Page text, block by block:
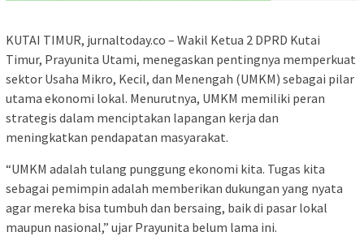
KUTAI TIMUR, jurnaltoday.co – Wakil Ketua 2 DPRD Kutai
Timur, Prayunita Utami, menegaskan pentingnya memperkuat
sektor Usaha Mikro, Kecil, dan Menengah (UMKM) sebagai pilar
utama ekonomi lokal. Menurutnya, UMKM memiliki peran
strategis dalam menciptakan lapangan kerja dan
meningkatkan pendapatan masyarakat.
“UMKM adalah tulang punggung ekonomi kita. Tugas kita
sebagai pemimpin adalah memberikan dukungan yang nyata
agar mereka bisa tumbuh dan bersaing, baik di pasar lokal
maupun nasional,” ujar Prayunita belum lama ini.